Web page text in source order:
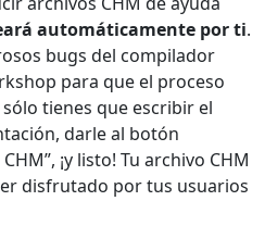
automáticamente por ti.
bugs del compilador
para que el proceso
tienes que escribir el
darle al botón
¡y listo! Tu archivo CHM
disfrutado por tus usuarios